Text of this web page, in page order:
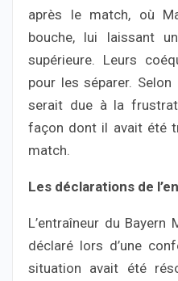
après le match, où
bouche, lui laissant
supérieure. Leurs
pour les séparer. Selon
serait due à la
façon dont il avait été
match.
Les déclarations de
L’entraîneur du Bayern
déclaré lors d’une
situation avait été